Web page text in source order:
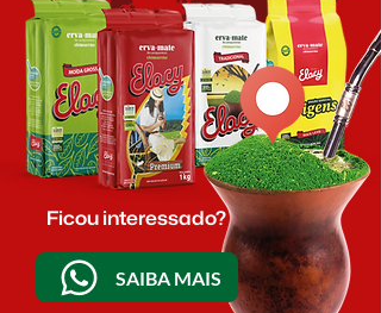
SAIBA MAIS
Ficou interessado?